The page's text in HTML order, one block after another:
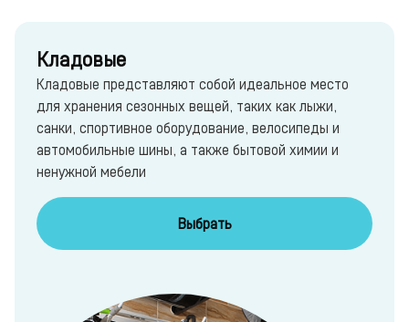
Кладовые
Кладовые представляют собой идеальное место
для хранения сезонных вещей, таких как лыжи,
санки, спортивное оборудование, велосипеды и
автомобильные шины, а также бытовой химии и
ненужной мебели
Выбрать